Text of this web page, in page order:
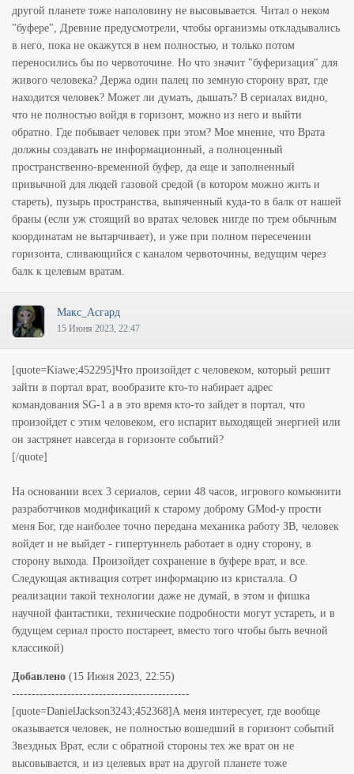
другой планете тоже наполовину не высовывается. Читал о неком
"буфере", Древние предусмотрели, чтобы организмы откладывались
в него, пока не окажутся в нем полностью, и только потом
переносились бы по червоточине. Но что значит "буферизация" для
живого человека? Держа один палец по земную сторону врат, где
находится человек? Может ли думать, дышать? В сериалах видно,
что не полностью войдя в горизонт, можно из него и выйти
обратно. Где побывает человек при этом? Мое мнение, что Врата
должны создавать не информационный, а полноценный
пространственно-временной буфер, да еще и заполненный
привычной для людей газовой средой (в котором можно жить и
стареть), пузырь пространства, выпяченный куда-то в балк от нашей
браны (если уж стоящий во вратах человек нигде по трем обычным
координатам не вытарчивает), и уже при полном пересечении
горизонта, сливающийся с каналом червоточины, ведущим через
балк к целевым вратам.
Макс_Асгард
15 Июня 2023, 22:47
[quote=Kiawe;452295]Что произойдет с человеком, который решит
зайти в портал врат, вообразите кто-то набирает адрес
командования SG-1 а в это время кто-то зайдет в портал, что
произойдет с этим человеком, его испарит выходящей энергией или
он застрянет навсегда в горизонте событий?
[/quote]
На основании всех 3 сериалов, серии 48 часов, игрового комьюнити
разработчиков модификаций к старому доброму GMod-у прости
меня Бог, где наиболее точно передана механика работу ЗВ, человек
войдет и не выйдет - гипертуннель работает в одну сторону, в
сторону выхода. Произойдет сохранение в буфере врат, и все.
Следующая активация сотрет информацию из кристалла. О
реализации такой технологии даже не думай, в этом и фишка
научной фантастики, технические подробности могут устареть, и в
будущем сериал просто постареет, вместо того чтобы быть вечной
классикой)
Добавлено (15 Июня 2023, 22:55)
---------------------------------------------
[quote=DanielJackson3243;452368]А меня интересует, где вообще
оказывается человек, не полностью вошедший в горизонт событий
Звездных Врат, если с обратной стороны тех же врат он не
высовывается, и из целевых врат на другой планете тоже